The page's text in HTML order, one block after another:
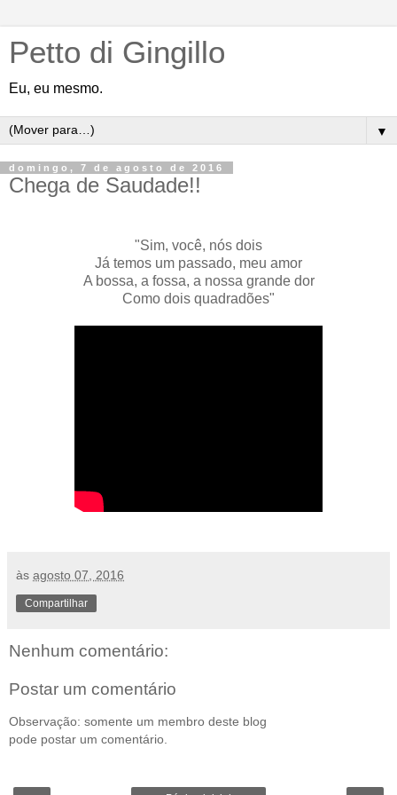
Petto di Gingillo
Eu, eu mesmo.
▼
domingo, 7 de agosto de 2016
Chega de Saudade!!
"Sim, você, nós dois
Já temos um passado, meu amor
A bossa, a fossa, a nossa grande dor
Como dois quadradões"
às agosto 07, 2016
Compartilhar
Nenhum comentário:
Postar um comentário
Observação: somente um membro deste blog
pode postar um comentário.